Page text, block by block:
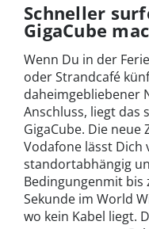
Schneller
GigaCube
Wenn Du in der
oder Strandcafé
daheimgebliebener
Anschluss, liegt das
GigaCube. Die neue
Vodafone lässt Dich
standortabhängig
Bedingungenmit bis
Sekunde im World
wo kein Kabel liegt.